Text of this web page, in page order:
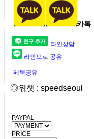
카톡
라인상담
라인으로 공유
페북공유
◎위챗 : speedseoul
PAYPAL
PRICE